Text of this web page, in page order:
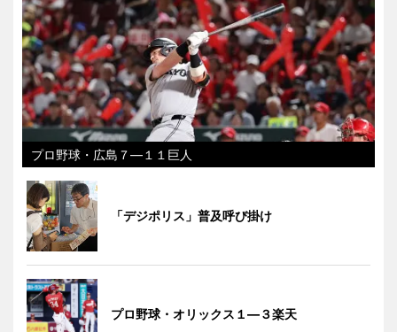
プロ野球・広島７―１１巨人
「デジポリス」普及呼び掛け
プロ野球・オリックス１―３楽天